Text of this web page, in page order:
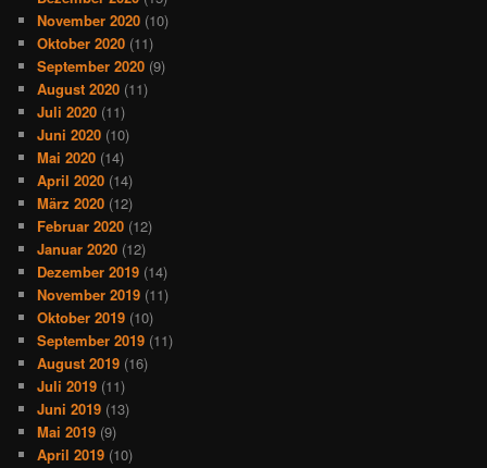
November 2020 (10)
Oktober 2020 (11)
September 2020 (9)
August 2020 (11)
Juli 2020 (11)
Juni 2020 (10)
Mai 2020 (14)
April 2020 (14)
März 2020 (12)
Februar 2020 (12)
Januar 2020 (12)
Dezember 2019 (14)
November 2019 (11)
Oktober 2019 (10)
September 2019 (11)
August 2019 (16)
Juli 2019 (11)
Juni 2019 (13)
Mai 2019 (9)
April 2019 (10)